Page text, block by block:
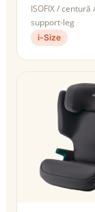
ISOFIX / centură
support-leg
i-Size